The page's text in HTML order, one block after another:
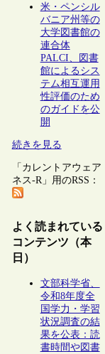
米・ペンシル
バニア州等の
大学図書館の
連合体
PALCI、図書
館によるシス
テム相互運用
性評価のため
のガイドを公
開
続きを見る
「カレントアウェア
ネス-R」用のRSS：
よく読まれている
コンテンツ（本
日）
文部科学省、
令和8年度全
国学力・学習
状況調査の結
果を公表：読
書時間や図書